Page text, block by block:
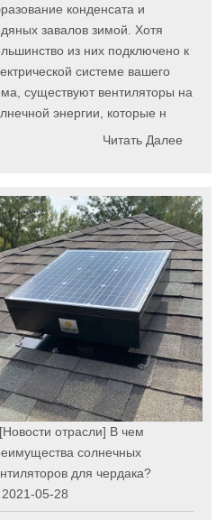
конденсата и
завалов зимой. Хотя
из них подключено к
системе вашего
существуют вентиляторы на
энергии, которые н
Читать Далее
[Новости отрасли] В чем
солнечных
для чердака?
05-28